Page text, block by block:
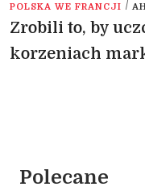
POLSKA WE FRANCJI /
Zrobili to, by
korzeniach
Polecane